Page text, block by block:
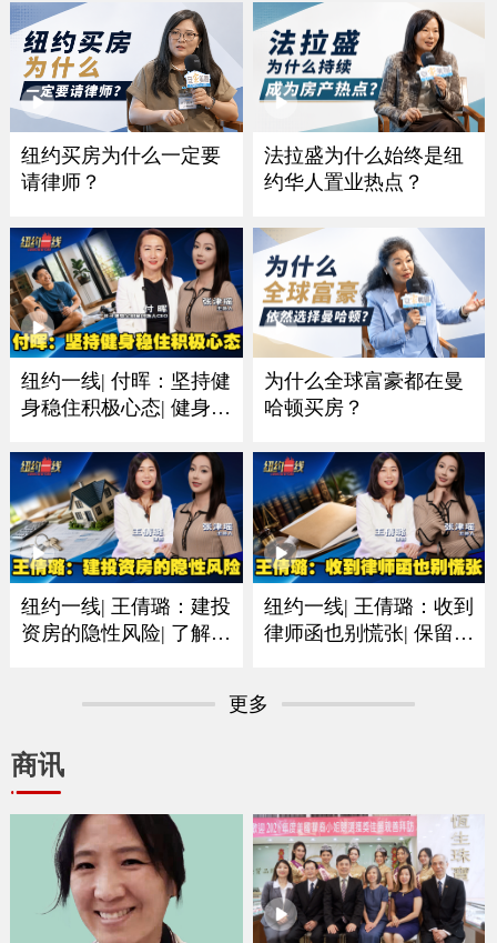
纽约买房为什么一定要
请律师？
法拉盛为什么始终是纽
约华人置业热点？
纽约一线| 付晖：坚持健
身稳住积极心态| 健身比
为什么全球富豪都在曼
哈顿买房？
纽约一线| 王倩璐：建投
资房的隐性风险| 了解法
纽约一线| 王倩璐：收到
律师函也别慌张| 保留证
更多
商讯